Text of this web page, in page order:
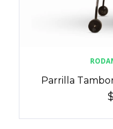
Parrilla